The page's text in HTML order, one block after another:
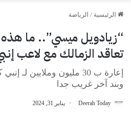
الرئيسية / الرياضة
“زيادويل ميسي”.. ما هذه
تعاقد الزمالك مع لاعب
إعارة ب 30 مليون وملايين
وبند آخر غريب جدا
Deerah Today يناير 31, 2024